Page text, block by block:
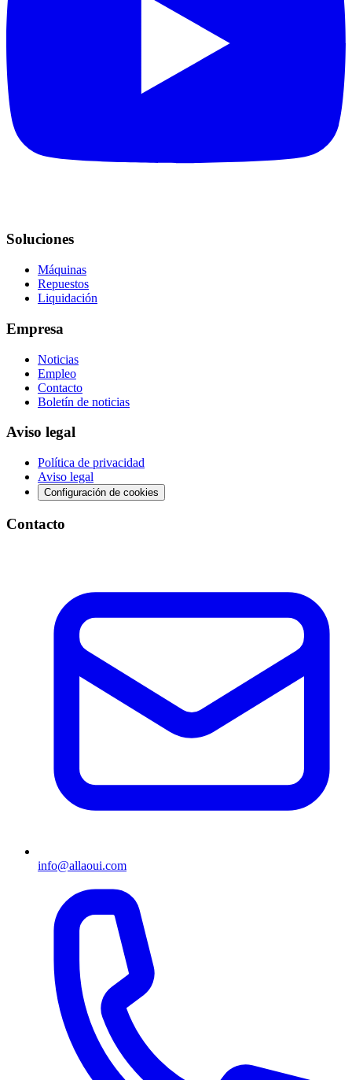
Soluciones
Máquinas
Repuestos
Liquidación
Empresa
Noticias
Empleo
Contacto
Boletín de noticias
Aviso legal
Política de privacidad
Aviso legal
Configuración de cookies
Contacto
info@allaoui.com